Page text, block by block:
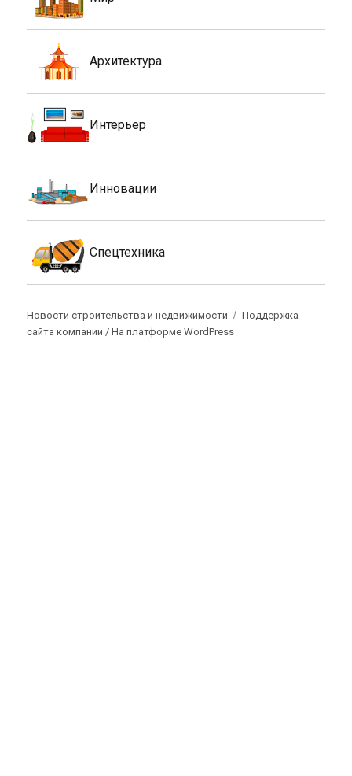
Архитектура
Интерьер
Инновации
Спецтехника
Новости строительства и недвижимости
Поддержка
сайта компании /На платформе WordPress